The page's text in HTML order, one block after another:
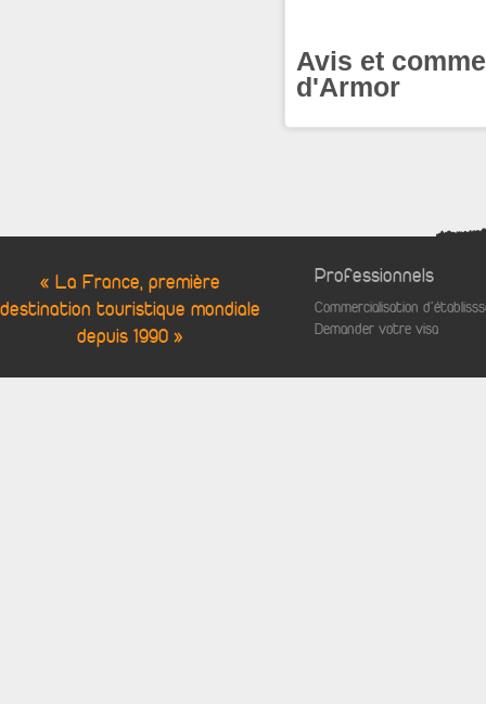
Avis et
d'Armor
« La France, première
destination touristique mondiale
depuis 1990 »
Professionnels
Commercialisation
Demander votre visa